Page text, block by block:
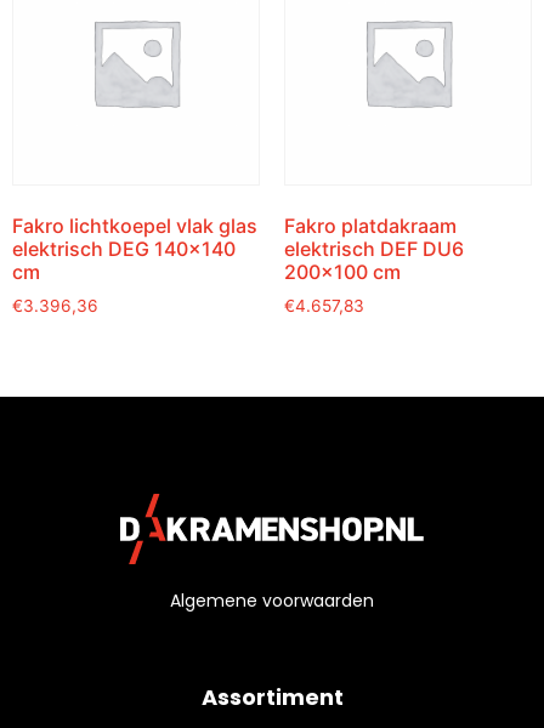
Fakro lichtkoepel vlak glas
elektrisch DEG 140×140
cm
€3.396,36
Fakro platdakraam
elektrisch DEF DU6
200×100 cm
€4.657,83
Algemene voorwaarden
Assortiment